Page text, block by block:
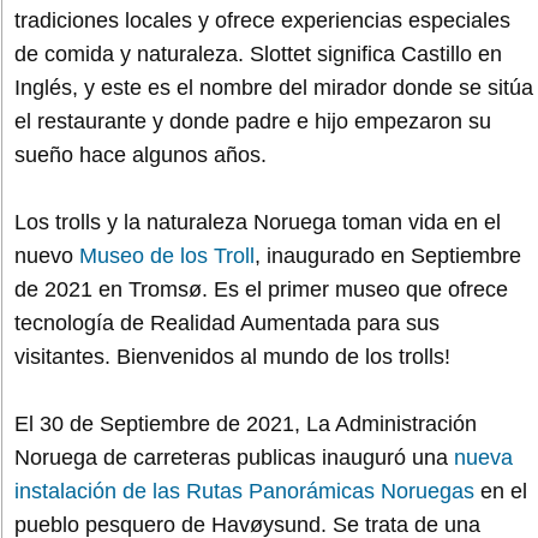
tradiciones locales y ofrece experiencias especiales
de comida y naturaleza. Slottet significa Castillo en
Inglés, y este es el nombre del mirador donde se sitúa
el restaurante y donde padre e hijo empezaron su
sueño hace algunos años.
Los trolls y la naturaleza Noruega toman vida en el
nuevo Museo de los Troll, inaugurado en Septiembre
de 2021 en Tromsø. Es el primer museo que ofrece
tecnología de Realidad Aumentada para sus
visitantes. Bienvenidos al mundo de los trolls!
El 30 de Septiembre de 2021, La Administración
Noruega de carreteras publicas inauguró una nueva
instalación de las Rutas Panorámicas Noruegas en el
pueblo pesquero de Havøysund. Se trata de una